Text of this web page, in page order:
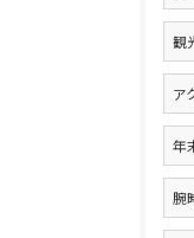
観
ア
年
腕